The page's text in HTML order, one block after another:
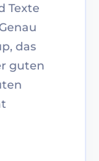
Texte
das
guten